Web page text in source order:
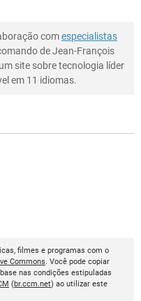
comespecialistas
de Jean-François
site sobre tecnologia líder
em 11 idiomas.
filmes e programas com o
Commons. Você pode copiar
nas condições estipuladas
(br.ccm.net) ao utilizar este